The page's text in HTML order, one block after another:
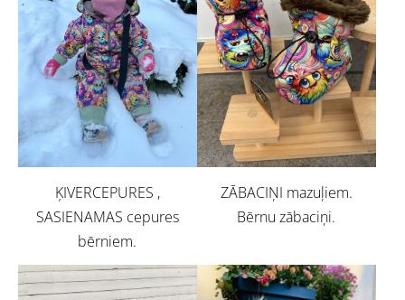
ĶIVERCEPURES ,
SASIENAMAS cepures
bērniem.
ZĀBACIŅI mazuļiem.
Bērnu zābaciņi.